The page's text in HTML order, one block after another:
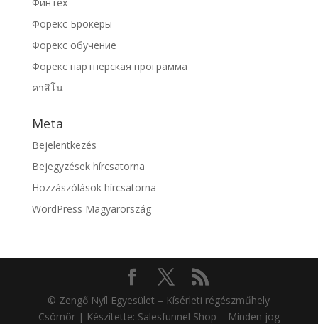
Форекс Брокеры
Форекс обучение
Форекс партнерская программа
คาสิโน
Meta
Bejelentkezés
Bejegyzések hírcsatorna
Hozzászólások hírcsatorna
WordPress Magyarország
© Zengő Nyíl Egyesület – Kísérleti régészműhely
Csömör | Készítette: Salesfunnel Shop – Minden jog